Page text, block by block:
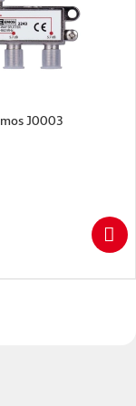
владельцу и
data-srcset-
J0003